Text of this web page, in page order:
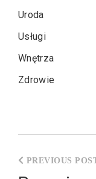
Uroda
Usługi
Wnętrza
Zdrowie
wpisu